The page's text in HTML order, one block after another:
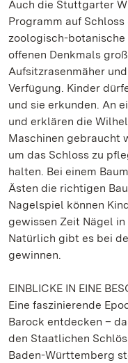
Auch die Stuttgarter
Programm auf
zoologisch-
offenen Denkmals
Aufsitzrasenmäher
Verfügung. Kinder
und sie erkunden. An
und erklären die
Maschinen gebraucht
um das Schloss zu
halten. Bei einem
Ästen die richtigen
Nagelspiel können
gewissen Zeit Nägel
Natürlich gibt es bei
gewinnen.
EINBLICKE IN EINE
Eine faszinierende
Barock entdecken –
den Staatlichen
Baden-Württemberg